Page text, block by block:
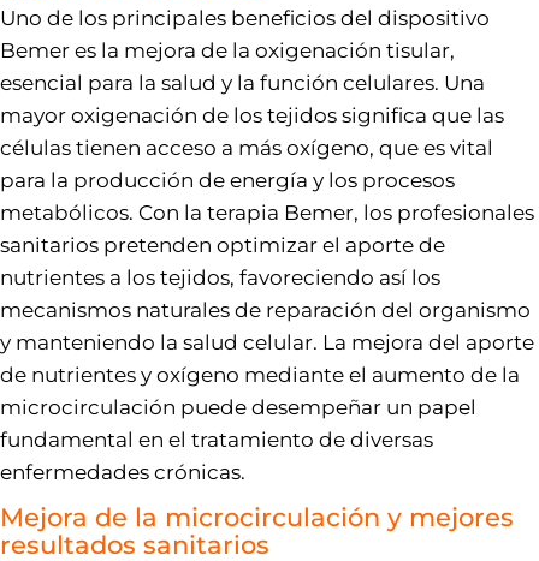
Uno de los principales beneficios del dispositivo
Bemer es la mejora de la oxigenación tisular,
esencial para la salud y la función celulares. Una
mayor oxigenación de los tejidos significa que las
células tienen acceso a más oxígeno, que es vital
para la producción de energía y los procesos
metabólicos. Con la terapia Bemer, los profesionales
sanitarios pretenden optimizar el aporte de
nutrientes a los tejidos, favoreciendo así los
mecanismos naturales de reparación del organismo
y manteniendo la salud celular. La mejora del aporte
de nutrientes y oxígeno mediante el aumento de la
microcirculación puede desempeñar un papel
fundamental en el tratamiento de diversas
enfermedades crónicas.
Mejora de la microcirculación y mejores
resultados sanitarios